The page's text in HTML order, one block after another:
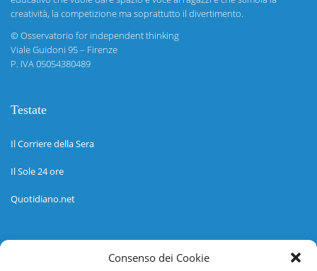
Consenso dei Cookie
creatività, la competizione ma soprattutto il divertimento.
©Osservatorio for independent thinking
Viale Guidoni 95 – Firenze
P. IVA 05054380489
Testate
Il Corriere della Sera
Il Sole 24 ore
Quotidiano.net
Informazioni